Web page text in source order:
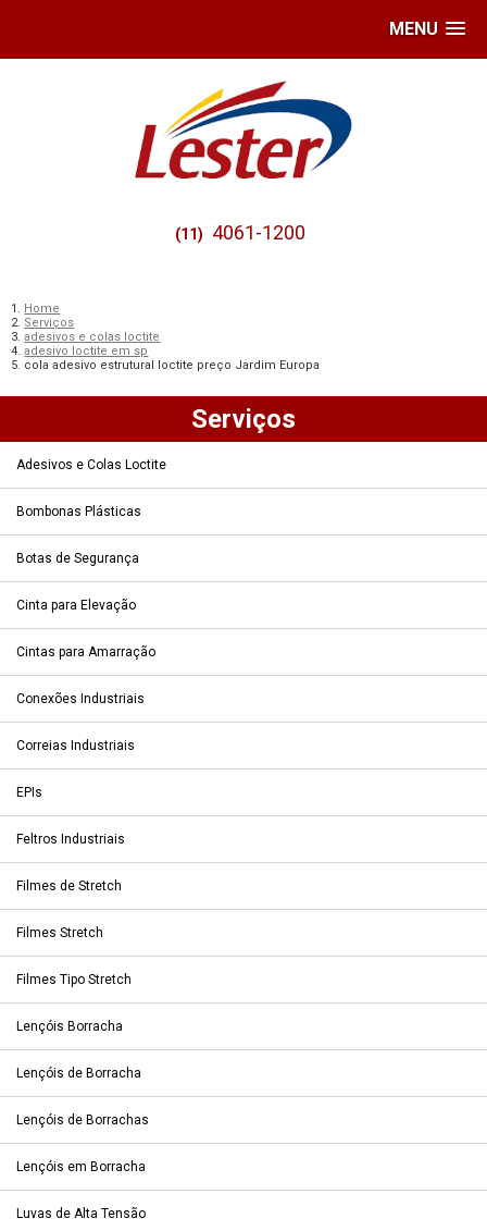
MENU
(11) 4061-1200
Home
Serviços
adesivos e colas loctite
adesivo loctite em sp
cola adesivo estrutural loctite preço Jardim Europa
Serviços
Adesivos e Colas Loctite
Bombonas Plásticas
Botas de Segurança
Cinta para Elevação
Cintas para Amarração
Conexões Industriais
Correias Industriais
EPIs
Feltros Industriais
Filmes de Stretch
Filmes Stretch
Filmes Tipo Stretch
Lençóis Borracha
Lençóis de Borracha
Lençóis de Borrachas
Lençóis em Borracha
Luvas de Alta Tensão